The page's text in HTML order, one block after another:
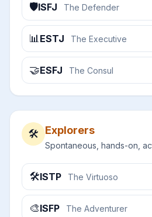
🛡️ISFJ The Defender
📊 ESTJ The Executive
🤝ESFJ The Consul
🛠️ Explorers
Spontaneous, hands-on,
🛠️ISTP The Virtuoso
🎨ISFP The Adventurer